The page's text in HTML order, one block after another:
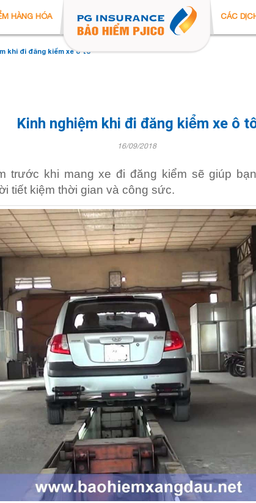
HÀNG HÓA CÁC
khi đi đăng kiểm xe ô tô
Kinh nghiệm khi đi đăng kiểm xe ô
16/09/2018
trước khi mang xe đi đăng kiểm sẽ giúp
tiết kiệm thời gian và công sức.